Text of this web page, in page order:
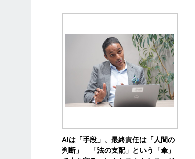
AIは「手段」、最終責任は「人間の
判断」 「法の支配」という「傘」